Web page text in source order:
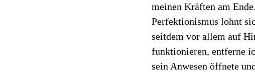
meinen Kräften am
Perfektionismus lohnt
seitdem vor allem auf
funktionieren, entferne
sein Anwesen öffnete